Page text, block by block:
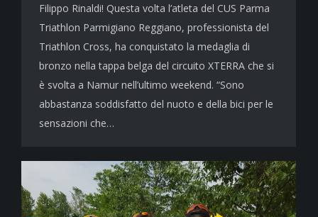
Filippo Rinaldi! Questa volta l’atleta del CUS Parma
Triathlon Parmigiano Reggiano, professionista del
Triathlon Cross, ha conquistato la medaglia di
bronzo nella tappa belga del circuito XTERRA che si
è svolta a Namur nell’ultimo weekend. “Sono
abbastanza soddisfatto del nuoto e della bici per le
sensazioni che…